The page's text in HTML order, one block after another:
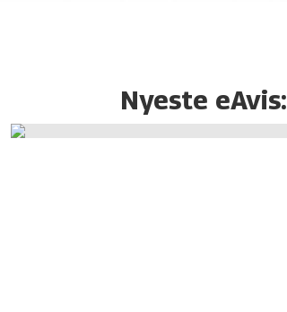
Nyeste eAvis: